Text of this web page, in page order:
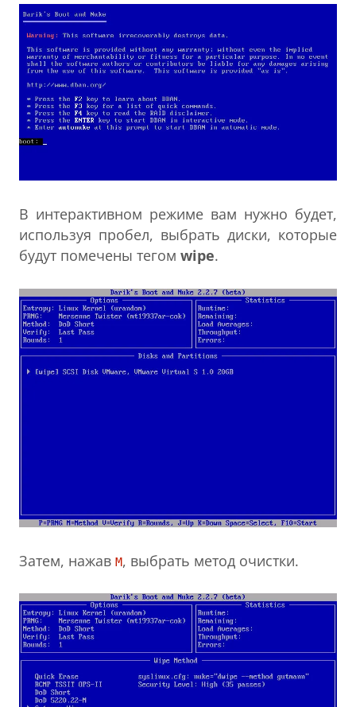
В интерактивном режиме вам нужно будет,
используя пробел, выбрать диски, которые
будут помечены тегом wipe.
Затем, нажав M, выбрать метод очистки.